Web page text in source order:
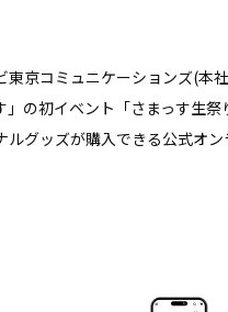
京コミュニケーションズ(本
」の初イベント「さまっす生
ルグッズが購入できる公式オ